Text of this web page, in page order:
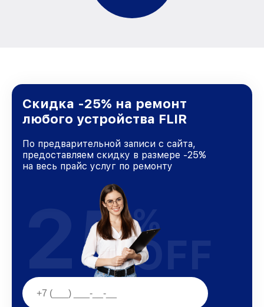
Скидка -25% на ремонт
любого устройства FLIR
По предварительной записи с сайта,
предоставляем скидку в размере -25%
на весь прайс услуг по ремонту
25%
OFF